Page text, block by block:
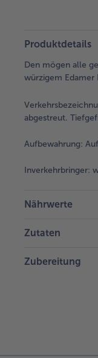
Produktdetails
Den mögen alle
würzigem Edamer
abgestreut.
Aufbewahrung:
Inverkehrbringer:
Nährwerte
Zutaten
Zubereitung